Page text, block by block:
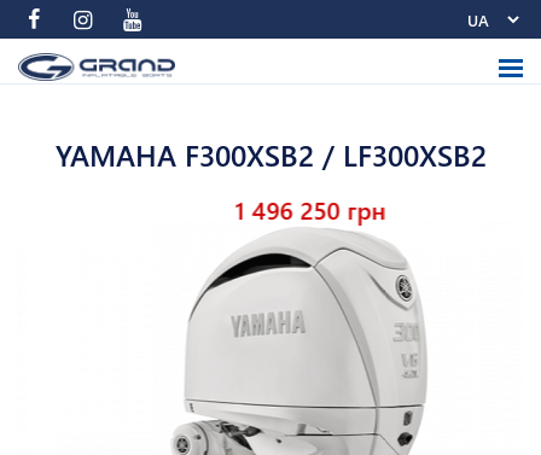
YAMAHA F300XSB2 / LF300XSB2
1 496 250 грн